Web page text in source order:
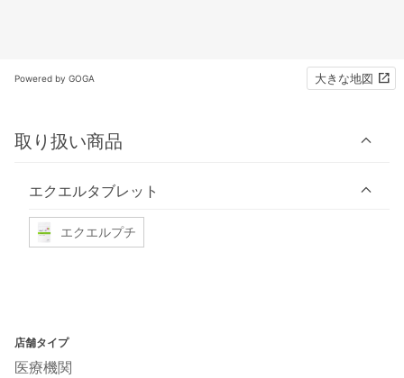
Powered by GOGA 大きな地図
取り扱い商品
エクエルタブレット
エクエルプチ
店舗タイプ
医療機関